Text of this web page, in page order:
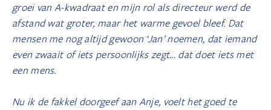
groei van A-kwadraat en mijn rol als directeur werd de
afstand wat groter, maar het warme gevoel bleef. Dat
mensen me nog altijd gewoon ‘Jan’ noemen, dat iemand
even zwaait of iets persoonlijks zegt... dat doet iets met
een mens.
Nu ik de fakkel doorgeef aan Anje, voelt het goed te